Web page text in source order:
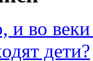
и во веки
дети?